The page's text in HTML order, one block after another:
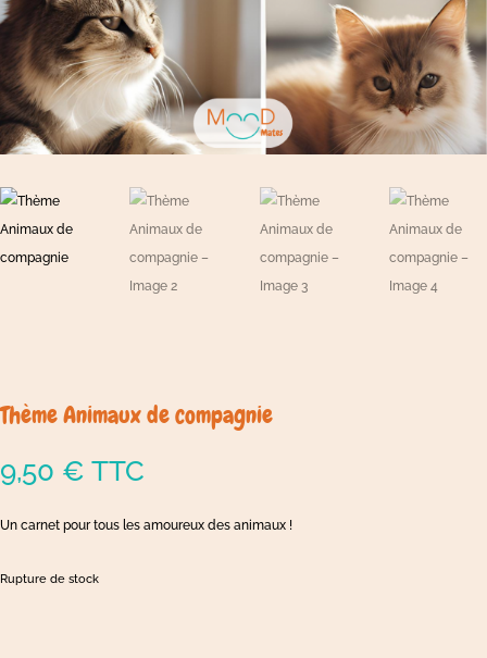
Thème Animaux de compagnie
9,50 € TTC
Un carnet pour tous les amoureux des animaux !
Rupture de stock